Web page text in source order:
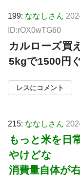
199: ななしさん
ID:rOX0wTG60
カルローズ買え
5kgで1500円
レスにコメント
215: ななしさん
もっと米を日
やけどな
消費量自体が